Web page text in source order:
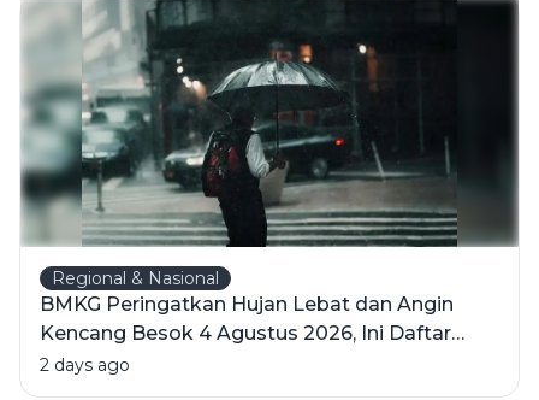
Regional & Nasional
BMKG Peringatkan Hujan Lebat dan Angin
Kencang Besok 4 Agustus 2026, Ini Daftar
Wilayahnya
2 days ago